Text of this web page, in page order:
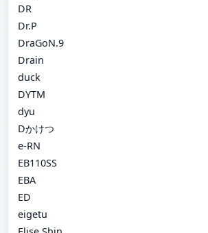
DR
Dr.P
DraGoN.9
Drain
duck
DYTM
dyu
Dかけつ
e-RN
EB110SS
EBA
ED
eigetu